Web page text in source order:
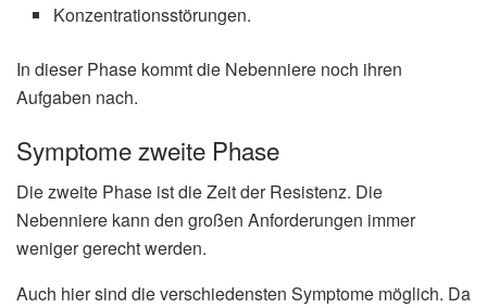
Konzentrationsstörungen.
In dieser Phase kommt die Nebenniere noch ihren
Aufgaben nach.
Symptome zweite Phase
Die zweite Phase ist die Zeit der Resistenz. Die
Nebenniere kann den großen Anforderungen immer
weniger gerecht werden.
Auch hier sind die verschiedensten Symptome möglich. Da